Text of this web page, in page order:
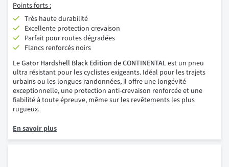
Points forts :
Très haute durabilité
Excellente protection crevaison
Parfait pour routes dégradées
Flancs renforcés noirs
LeGator Hardshell Black Edition de CONTINENTALest un pneu
ultra résistant pour les cyclistes exigeants. Idéal pour les trajets
urbains ou les longues randonnées, il offre une longévité
exceptionnelle, une protection anti-crevaison renforcée et une
fiabilité à toute épreuve, même sur les revêtements les plus
rugueux.
En savoir plus